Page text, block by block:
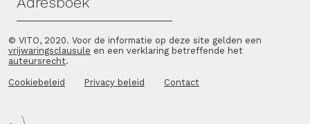
© VITO, 2020. Voor de informatie op deze site gelden een
vrijwaringsclausule en een verklaring betreffende het
auteursrecht.
Cookiebeleid Privacy beleid Contact